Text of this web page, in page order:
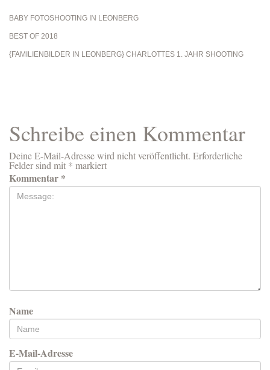
BABY FOTOSHOOTING IN LEONBERG
BEST OF 2018
{FAMILIENBILDER IN LEONBERG} CHARLOTTES 1. JAHR SHOOTING
Schreibe einen Kommentar
Deine E-Mail-Adresse wird nicht veröffentlicht. Erforderliche
Felder sind mit * markiert
Kommentar *
Name
E-Mail-Adresse